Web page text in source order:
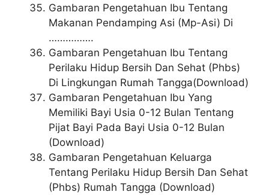
Gambaran Pengetahuan Ibu Tentang
Makanan Pendamping Asi (Mp-Asi) Di
…………….
Gambaran Pengetahuan Ibu Tentang
Perilaku Hidup Bersih Dan Sehat (Phbs)
Di Lingkungan Rumah Tangga(Download)
Gambaran Pengetahuan Ibu Yang
Memiliki Bayi Usia 0-12 Bulan Tentang
Pijat Bayi Pada Bayi Usia 0-12 Bulan
(Download)
Gambaran Pengetahuan Keluarga
Tentang Perilaku Hidup Bersih Dan Sehat
(Phbs) Rumah Tangga (Download)